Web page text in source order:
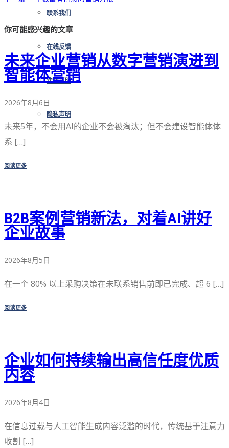
联系我们
在线反馈
法律声明
隐私声明
你可能感兴趣的文章
未来企业营销从数字营销演进到
智能体营销
2026年8月6日
未来5年，不会用AI的企业不会被淘汰；但不会建设智能体体
系 […]
阅读更多
B2B案例营销新法，对着AI讲好
企业故事
2026年8月5日
在一个 80% 以上采购决策在未联系销售前即已完成、超 6 […]
阅读更多
企业如何持续输出高信任度优质
内容
2026年8月4日
在信息过载与人工智能生成内容泛滥的时代，传统基于注意力
收割 […]